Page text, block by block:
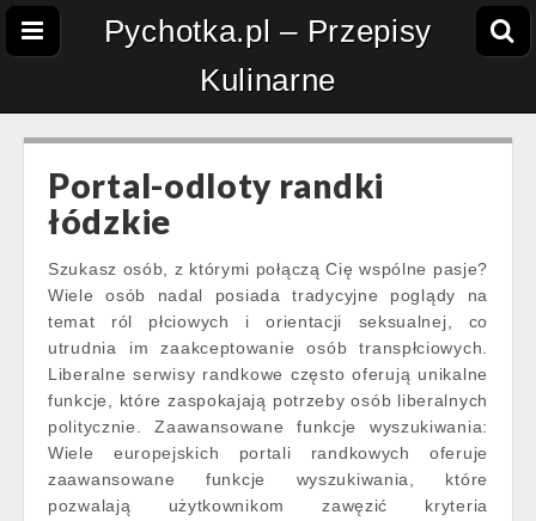
Pychotka.pl – Przepisy
Kulinarne
Portal-odloty randki
łódzkie
Szukasz osób, z którymi połączą Cię wspólne pasje?
Wiele osób nadal posiada tradycyjne poglądy na
temat ról płciowych i orientacji seksualnej, co
utrudnia im zaakceptowanie osób transpłciowych.
Liberalne serwisy randkowe często oferują unikalne
funkcje, które zaspokajają potrzeby osób liberalnych
politycznie. Zaawansowane funkcje wyszukiwania:
Wiele europejskich portali randkowych oferuje
zaawansowane funkcje wyszukiwania, które
pozwalają użytkownikom zawęzić kryteria